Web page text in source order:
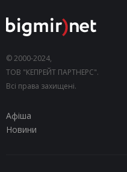
© 2000-2024,
ТОВ "КЕПРЕЙТ ПАРТНЕРС".
Всі права захищені.
Афіша
Новини